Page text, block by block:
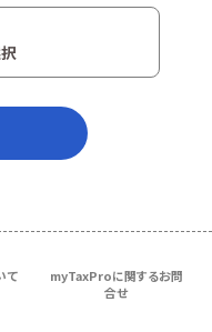
て
myTaxProに関するお問
合せ